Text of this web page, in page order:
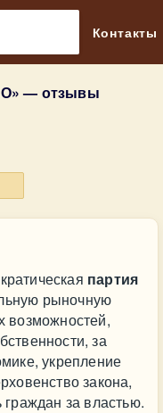
Контакты
— отзывы
партия
рыночную
возможностей,
за
укрепление
закона,
граждан за властью.